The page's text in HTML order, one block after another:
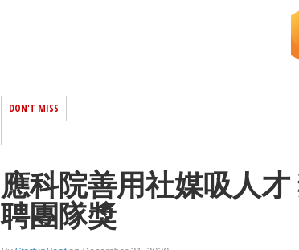
DON'T MISS
應科院善用社媒吸人
聘團隊獎